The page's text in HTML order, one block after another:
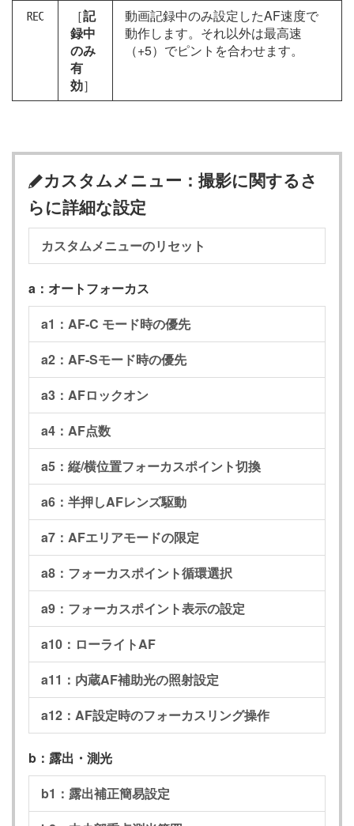
E ［記
録中
のみ
有
効］
動画記録中のみ設定したAF速度で
動作します。それ以外は最高速
（+5）でピントを合わせます。
Aカスタムメニュー：撮影に関するさ
らに詳細な設定
カスタムメニューのリセット
a：オートフォーカス
a1：AF-C モード時の優先
a2：AF-Sモード時の優先
a3：AFロックオン
a4：AF点数
a5：縦/横位置フォーカスポイント切換
a6：半押しAFレンズ駆動
a7：AFエリアモードの限定
a8：フォーカスポイント循環選択
a9：フォーカスポイント表示の設定
a10：ローライトAF
a11：内蔵AF補助光の照射設定
a12：AF設定時のフォーカスリング操作
b：露出・測光
b1：露出補正簡易設定